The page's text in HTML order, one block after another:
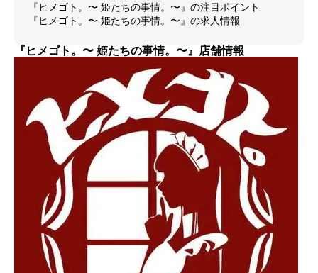
『ヒメゴト。〜 姫たちの事情。〜』の注目ポイント
『ヒメゴト。〜 姫たちの事情。〜』の求人情報
『ヒメゴト。〜 姫たちの事情。〜』店舗情報